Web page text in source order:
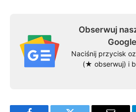
Obserwuj
Naciśnij przycisk
(★ obserwuj) i